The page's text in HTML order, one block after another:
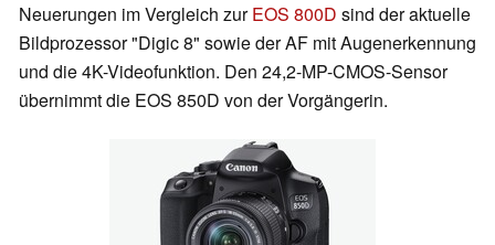
Neuerungen im Vergleich zurEOS 800D sind der aktuelle
Bildprozessor "Digic 8" sowie der AF mit Augenerkennung
und die 4K-Videofunktion. Den 24,2-MP-CMOS-Sensor
übernimmt die EOS 850D von der Vorgängerin.